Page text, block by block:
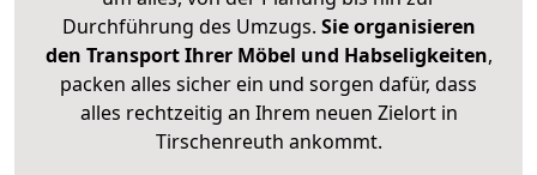
Durchführung des Umzugs. Sie organisieren
den Transport Ihrer Möbel und Habseligkeiten,
packen alles sicher ein und sorgen dafür, dass
alles rechtzeitig an Ihrem neuen Zielort in
Tirschenreuth ankommt.